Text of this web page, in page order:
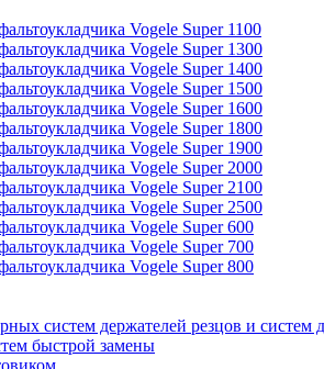
Vogele Super 1100
Vogele Super 1300
Vogele Super 1400
Vogele Super 1500
Vogele Super 1600
Vogele Super 1800
Vogele Super 1900
Vogele Super 2000
Vogele Super 2100
Vogele Super 2500
Vogele Super 600
Vogele Super 700
Vogele Super 800
систем держателей резцов и
быстрой замены